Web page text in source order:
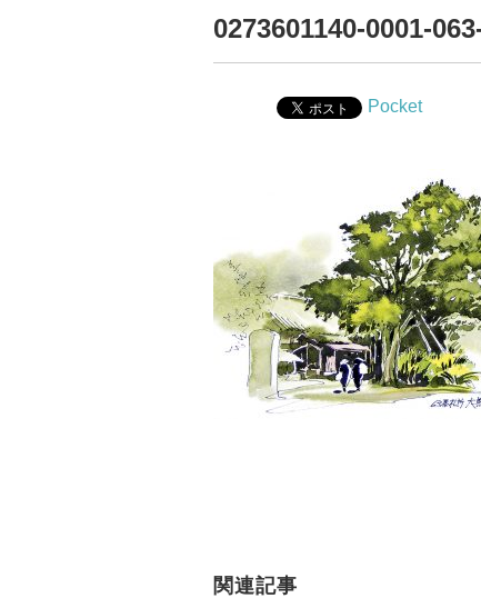
0273601140-0001-
Pocket
関連記事